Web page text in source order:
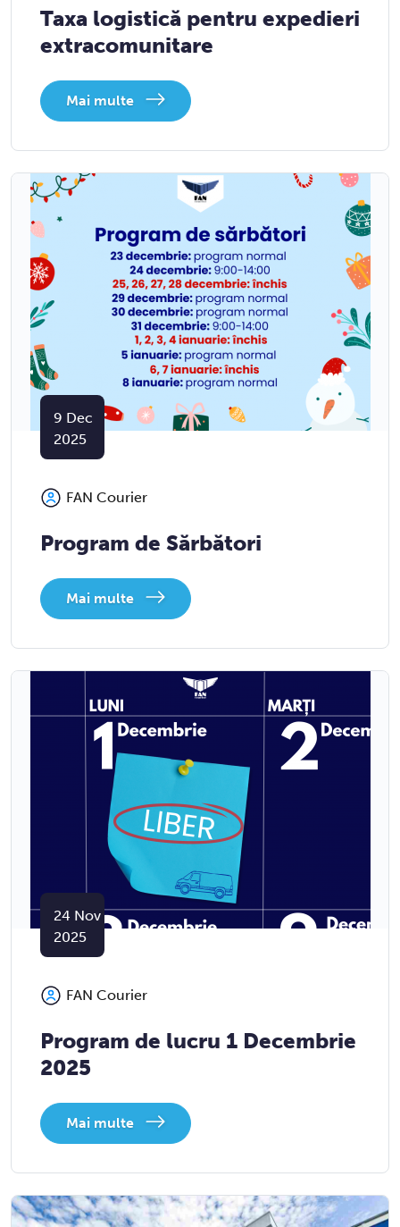
Taxa logistică pentru expedieri
extracomunitare
Mai multe
9 Dec
2025
FAN Courier
Program de Sărbători
Mai multe
24 Nov
2025
FAN Courier
Program de lucru 1 Decembrie
2025
Mai multe